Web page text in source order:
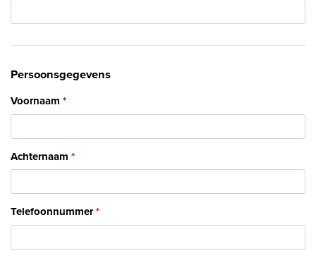
Persoonsgegevens
Voornaam
Achternaam
Telefoonnummer